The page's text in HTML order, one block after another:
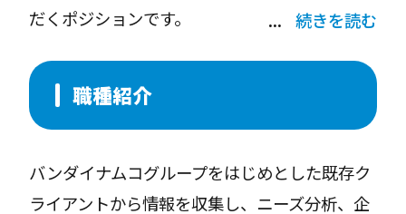
だくポジションです。
にする社風があります。大手企業の制作案件を
企画、提案から担当することができるため、自
イデアを生かして大きな案件を動かしていきた
いという方、様々な案件に主体的に挑戦したい
続きを読む
職種紹介
バンダイナムコグループをはじめとした既存ク
ライアントから情報を収集し、ニーズ分析、企